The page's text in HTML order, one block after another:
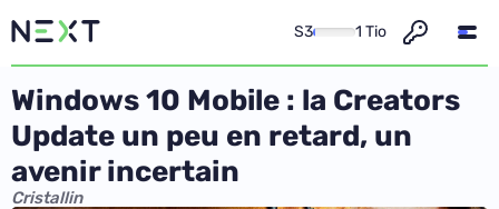
S3 1 Tio
Windows 10 Mobile : la Creators
Update un peu en retard, un
avenir incertain
Cristallin